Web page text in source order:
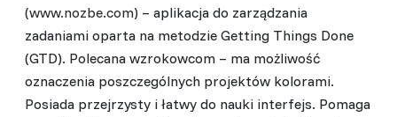
(www.nozbe.com) – aplikacja do zarządzania
zadaniami oparta na metodzie Getting Things Done
(GTD). Polecana wzrokowcom – ma możliwość
oznaczenia poszczególnych projektów kolorami.
Posiada przejrzysty i łatwy do nauki interfejs. Pomaga